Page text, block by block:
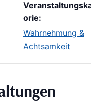
orie:
Wahrnehmung &
Achtsamkeit